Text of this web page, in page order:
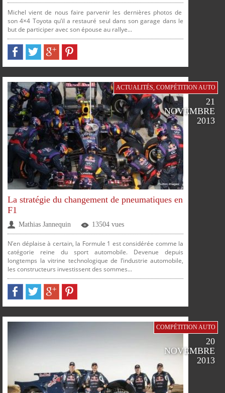
PLUS
SUR SUR SUR SUR
PARTAGERPARTAGERPARTAGERPARTAGER
Michel vient de nous faire parvenir les dernières photos de
son 4×4 Toyota qu’il a restauré seul dans son garage dans le
but de participer avec son épouse au rallye...
PARTAGERPARTAGERPARTAGERPARTAGER
ACTUALITÉS, COMPÉTITION AUTO
21
NOVEMBRE
2013
La stratégie du changement de pneumatiques en
F1
Mathias Jannequin 13504 vues
N’en déplaise à certain, la Formule 1 est considérée comme la
catégorie reine du sport automobile. Devenue depuis
longtemps la vitrine technologique de l’industrie automobile,
les constructeurs investissent des sommes...
COMPÉTITION AUTO
20
NOVEMBRE
2013